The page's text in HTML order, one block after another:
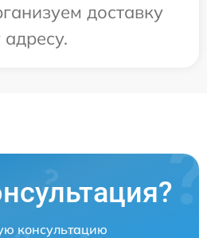
доставку
консультацию